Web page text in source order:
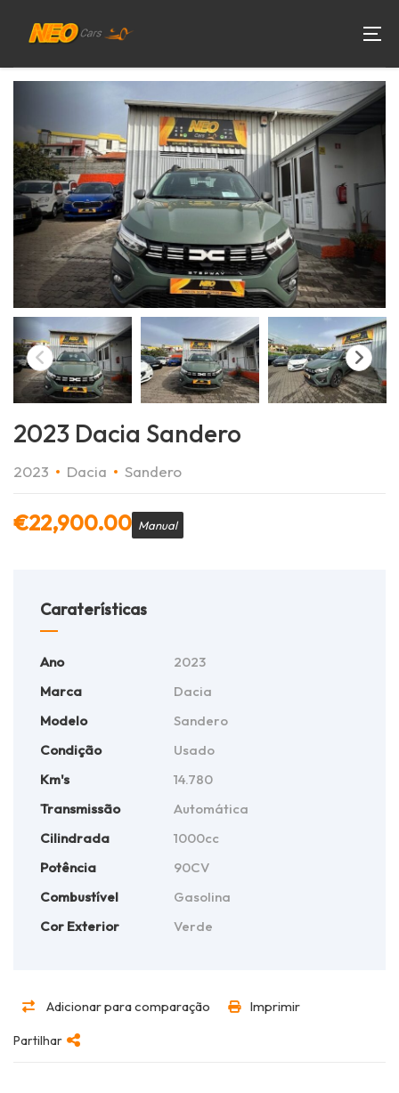
2023 Dacia Sandero
2023 Dacia Sandero
€22,900.00 Manual
Caraterísticas
Ano
2023
Marca
Dacia
Modelo
Sandero
Condição
Usado
Km's
14.780
Transmissão
Automática
Cilindrada
1000cc
Potência
90CV
Combustível
Gasolina
Cor Exterior
Verde
Adicionar para comparação Imprimir
Partilhar